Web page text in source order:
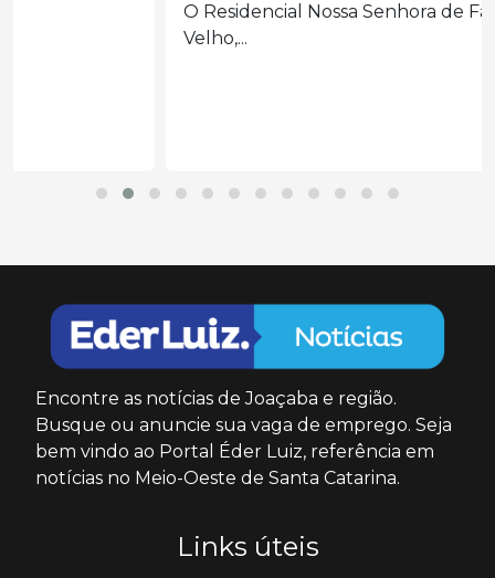
O Residencial Nossa Senhora de Fátima, em Erval
Encontre as notícias de Joaçaba e região.
Busque ou anuncie sua vaga de emprego. Seja
bem vindo ao Portal Éder Luiz, referência em
notícias no Meio-Oeste de Santa Catarina.
Links úteis